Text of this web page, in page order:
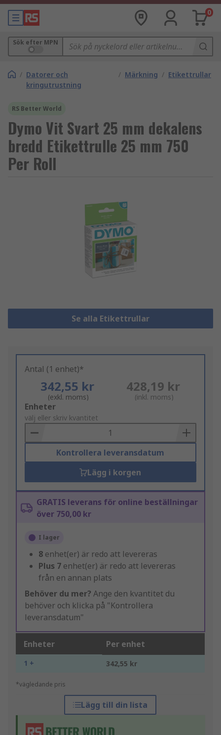
0
Sök efter MPN
/ Datorer och
kringutrustning
/ Märkning / Etikettrullar
RS Better World
Dymo Vit Svart 25 mm dekalens
bredd Etikettrulle 25 mm 750
Per Roll
Se alla Etikettrullar
Antal (1 enhet)*
342,55 kr
(exkl. moms)
428,19 kr
(inkl. moms)
Add
to
Basket
Enheter
välj eller skriv kvantitet
Kontrollera leveransdatum
Lägg i korgen
GRATIS leverans för online beställningar
över 750,00 kr
I lager
8 enhet(er) är redo att levereras
Plus 7 enhet(er) är redo att levereras
från en annan plats
Behöver du mer? Ange den kvantitet du
behöver och klicka på "Kontrollera
leveransdatum"
Enheter Per enhet
1 + 342,55 kr
*vägledande pris
Lägg till din lista